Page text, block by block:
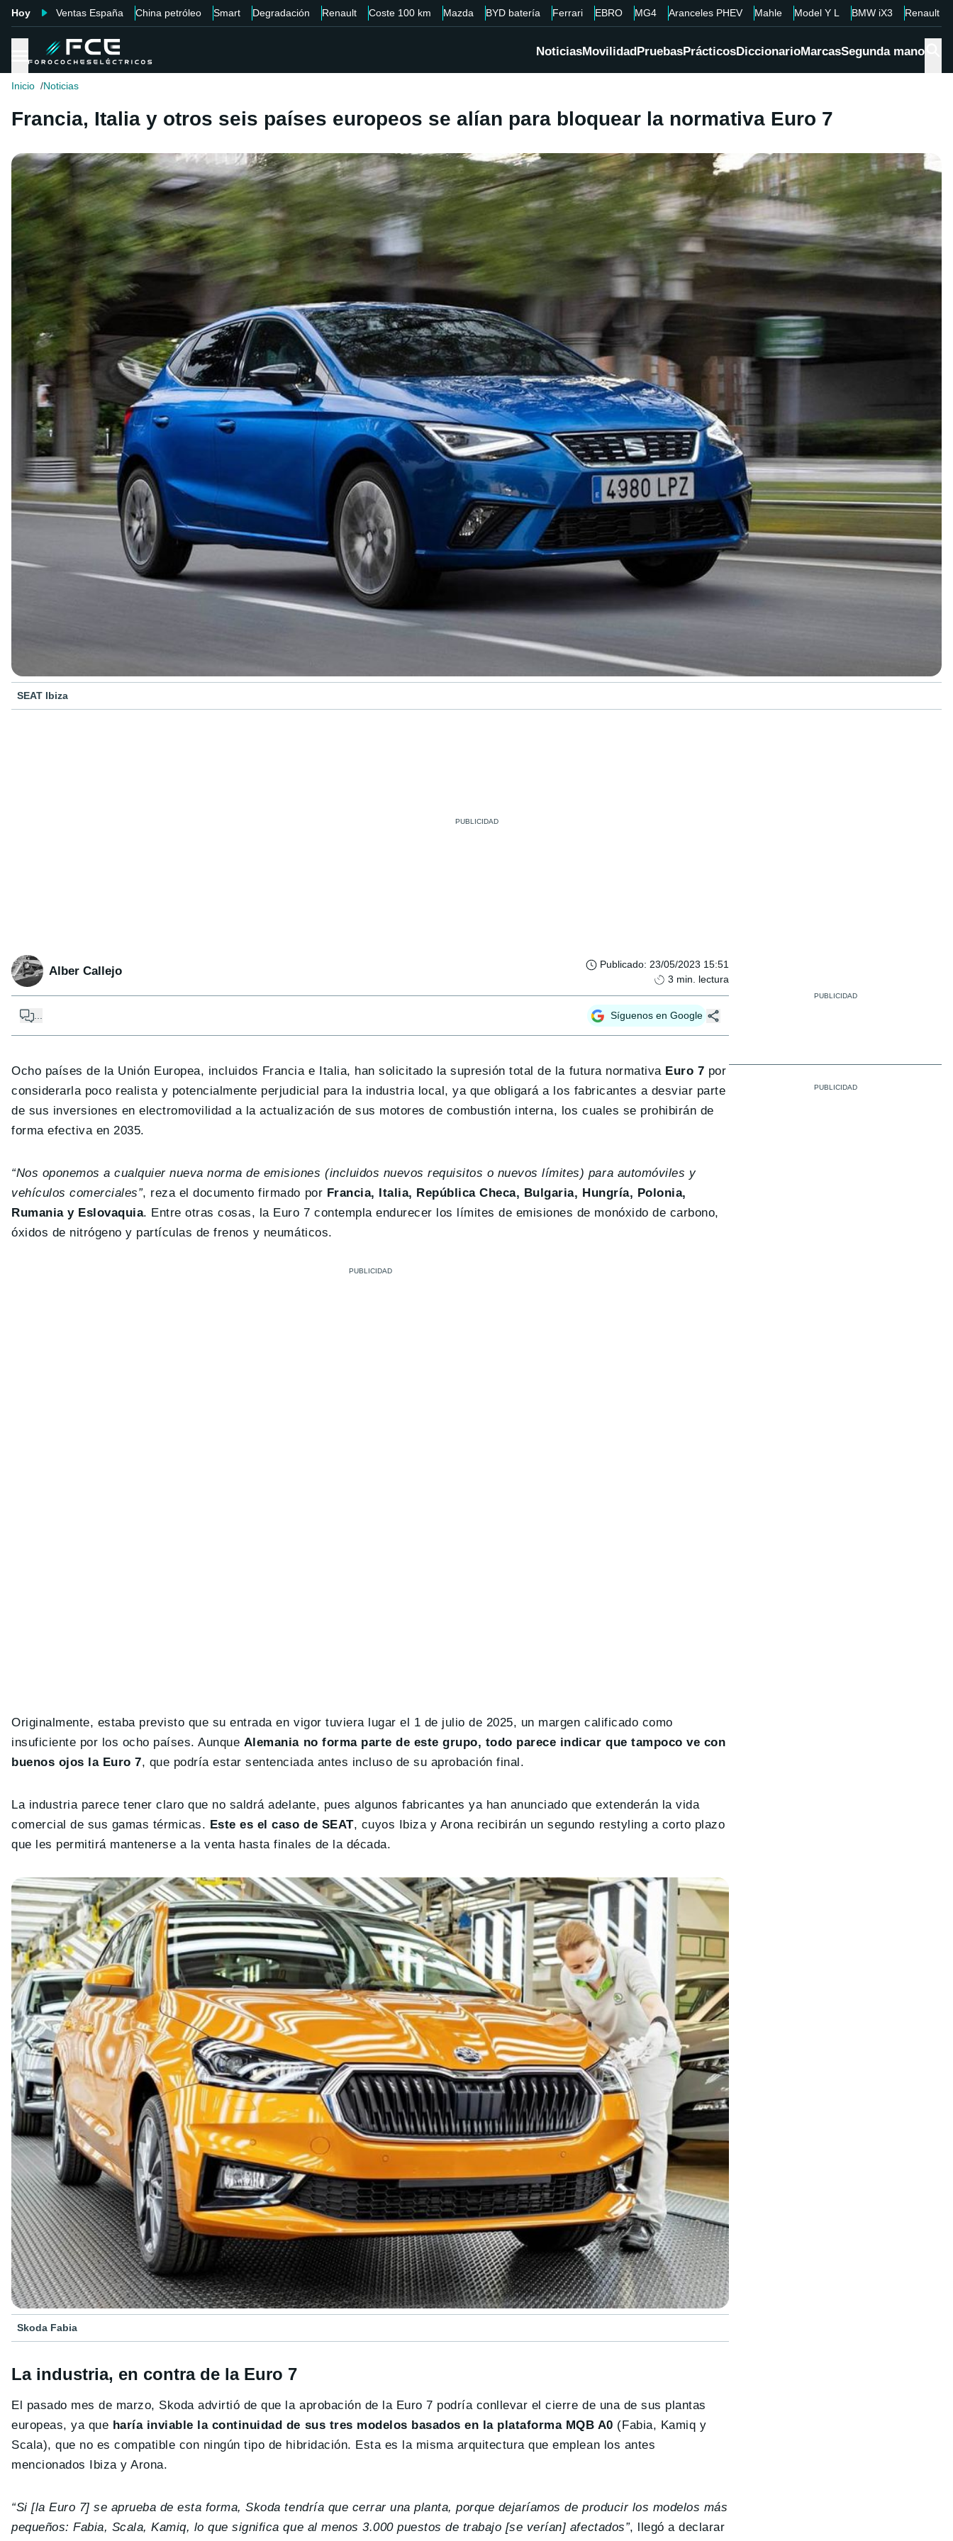
Hoy Ventas España China petróleo Smart Degradación Renault Coste 100 km Mazda BYD batería Ferrari EBRO MG4 Aranceles PHEV Mahle Model Y L BMW iX3 Renault
NoticiasMovilidadPruebasPrácticosDiccionarioMarcasSegunda mano
Inicio Noticias
Francia, Italia y otros seis países europeos se alían para bloquear la normativa Euro 7
SEAT Ibiza
Alber Callejo Publicado: 23/05/2023 15:51
3 min. lectura
... Síguenos en Google
Ocho países de la Unión Europea, incluidos Francia e Italia, han solicitado la supresión total de la futura normativa Euro 7 por
considerarla poco realista y potencialmente perjudicial para la industria local, ya que obligará a los fabricantes a desviar parte
de sus inversiones en electromovilidad a la actualización de sus motores de combustión interna, los cuales se prohibirán de
forma efectiva en 2035.
“Nos oponemos a cualquier nueva norma de emisiones (incluidos nuevos requisitos o nuevos límites) para automóviles y
vehículos comerciales”, reza el documento firmado por Francia, Italia, República Checa, Bulgaria, Hungría, Polonia,
Rumania y Eslovaquia. Entre otras cosas, la Euro 7 contempla endurecer los límites de emisiones de monóxido de carbono,
óxidos de nitrógeno y partículas de frenos y neumáticos.
Originalmente, estaba previsto que su entrada en vigor tuviera lugar el 1 de julio de 2025, un margen calificado como
insuficiente por los ocho países. Aunque Alemania no forma parte de este grupo, todo parece indicar que tampoco ve con
buenos ojos la Euro 7, que podría estar sentenciada antes incluso de su aprobación final.
La industria parece tener claro que no saldrá adelante, pues algunos fabricantes ya han anunciado que extenderán la vida
comercial de sus gamas térmicas. Este es el caso de SEAT, cuyos Ibiza y Arona recibirán un segundo restyling a corto plazo
que les permitirá mantenerse a la venta hasta finales de la década.
Skoda Fabia
La industria, en contra de la Euro 7
El pasado mes de marzo, Skoda advirtió de que la aprobación de la Euro 7 podría conllevar el cierre de una de sus plantas
europeas, ya que haría inviable la continuidad de sus tres modelos basados en la plataforma MQB A0 (Fabia, Kamiq y
Scala), que no es compatible con ningún tipo de hibridación. Esta es la misma arquitectura que emplean los antes
mencionados Ibiza y Arona.
“Si [la Euro 7] se aprueba de esta forma, Skoda tendría que cerrar una planta, porque dejaríamos de producir los modelos más
pequeños: Fabia, Scala, Kamiq, lo que significa que al menos 3.000 puestos de trabajo [se verían] afectados”, llegó a declarar